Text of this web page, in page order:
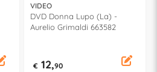
VIDEO
DVD Donna Lupo (La) -
Aurelio Grimaldi 663582
€ 12,90